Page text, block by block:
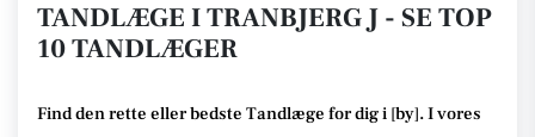
TANDLÆGE I TRANBJERG J - SE TOP
10 TANDLÆGER
Find den rette eller bedste Tandlæge for dig i [by]. I vores